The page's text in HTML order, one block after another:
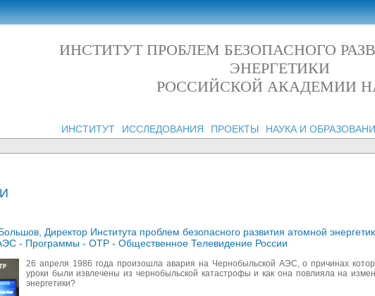
ИНСТИТУТ ПРОБЛЕМ БЕЗОПАСНОГО
ЭНЕРГЕТИКИ
РОССИЙСКОЙ АКАДЕМИИ
ИНСТИТУТ ИССЛЕДОВАНИЯ ПРОЕКТЫ НАУКА И
Директор Института проблем безопасного развития атомной
- Программы - ОТР - Общественное Телевидение России
26 апреля 1986 года произошла авария на Чернобыльской АЭС, о причинах
уроки были извлечены из чернобыльской катастрофы и как она повлияла на
энергетики?